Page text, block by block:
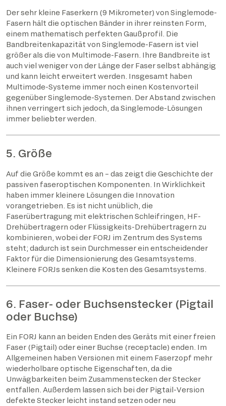
Der sehr kleine Faserkern (9 Mikrometer) von Singlemode-
Fasern hält die optischen Bänder in ihrer reinsten Form,
einem mathematisch perfekten Gaußprofil. Die
Bandbreitenkapazität von Singlemode-Fasern ist viel
größer als die von Multimode-Fasern. Ihre Bandbreite ist
auch viel weniger von der Länge der Faser selbst abhängig
und kann leicht erweitert werden. Insgesamt haben
Multimode-Systeme immer noch einen Kostenvorteil
gegenüber Singlemode-Systemen. Der Abstand zwischen
ihnen verringert sich jedoch, da Singlemode-Lösungen
immer beliebter werden.
5. Größe
Auf die Größe kommt es an – das zeigt die Geschichte der
passiven faseroptischen Komponenten. In Wirklichkeit
haben immer kleinere Lösungen die Innovation
vorangetrieben. Es ist nicht unüblich, die
Faserübertragung mit elektrischen Schleifringen, HF-
Drehübertragern oder Flüssigkeits-Drehübertragern zu
kombinieren, wobei der FORJ im Zentrum des Systems
steht; dadurch ist sein Durchmesser ein entscheidender
Faktor für die Dimensionierung des Gesamtsystems.
Kleinere FORJs senken die Kosten des Gesamtsystems.
6. Faser- oder Buchsenstecker (Pigtail
oder Buchse)
Ein FORJ kann an beiden Enden des Geräts mit einer freien
Faser (Pigtail) oder einer Buchse (receptacle) enden. Im
Allgemeinen haben Versionen mit einem Faserzopf mehr
wiederholbare optische Eigenschaften, da die
Unwägbarkeiten beim Zusammenstecken der Stecker
entfallen. Außerdem lassen sich bei der Pigtail-Version
defekte Stecker leicht instand setzen oder neu